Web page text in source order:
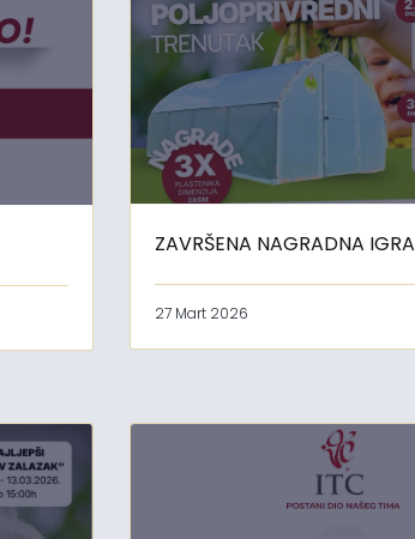
ZAVRŠENA NAGRADNA IGRA
27 Mart 2026